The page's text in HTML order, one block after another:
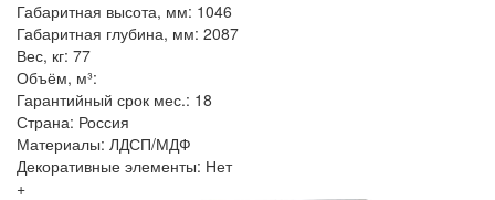
Габаритная высота, мм: 1046
Габаритная глубина, мм: 2087
Вес, кг: 77
Объём, м³:
Гарантийный срок мес.: 18
Страна: Россия
Материалы: ЛДСП/МДФ
Декоративные элементы: Нет
+